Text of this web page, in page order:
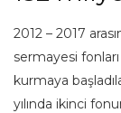
2012 – 2017
sermayesi
kurmaya
yılında ikinci